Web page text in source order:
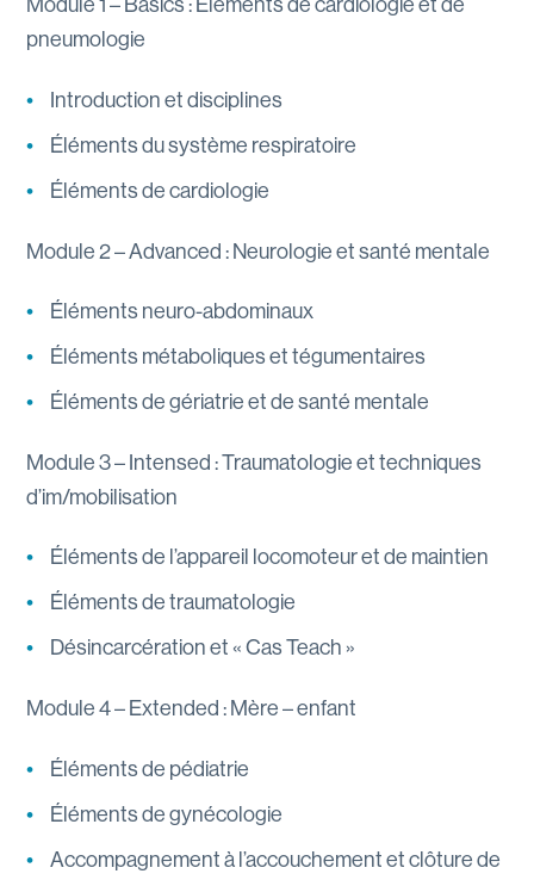
Module 1 – Basics : Éléments de cardiologie et de
pneumologie
Introduction et disciplines
Éléments du système respiratoire
Éléments de cardiologie
Module 2 – Advanced : Neurologie et santé mentale
Éléments neuro-abdominaux
Éléments métaboliques et tégumentaires
Éléments de gériatrie et de santé mentale
Module 3 – Intensed : Traumatologie et techniques
d’im/mobilisation
Éléments de l’appareil locomoteur et de maintien
Éléments de traumatologie
Désincarcération et « Cas Teach »
Module 4 – Extended : Mère – enfant
Éléments de pédiatrie
Éléments de gynécologie
Accompagnement à l’accouchement et clôture de